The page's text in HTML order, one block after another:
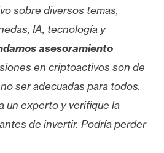
sobre diversos temas,
IA, tecnología y
asesoramiento
en criptoactivos son de
ser adecuadas para todos.
un experto y verifique la
de invertir. Podría perder